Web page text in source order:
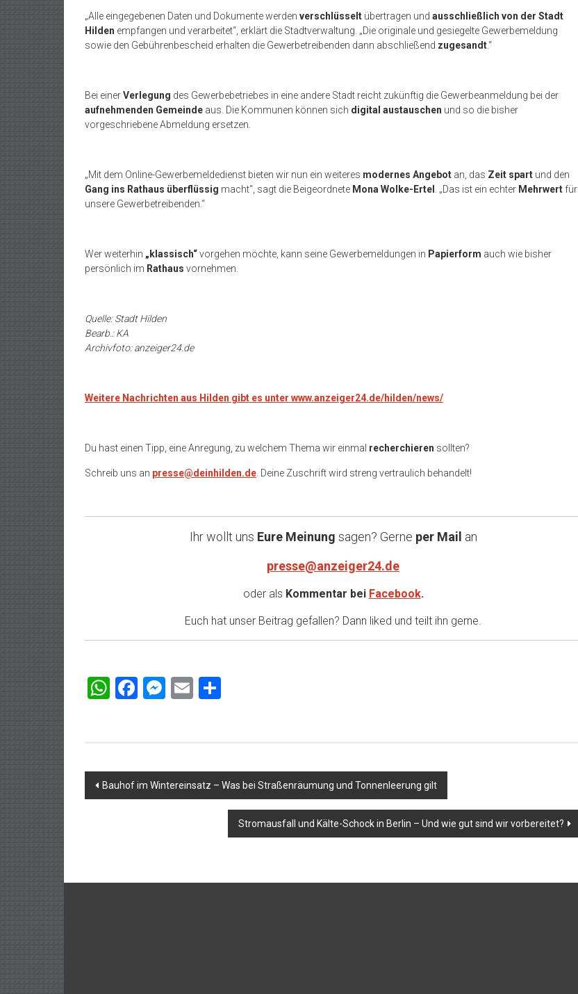
„Alle eingegebenen Daten und Dokumente werden verschlüsselt übertragen und ausschließlich von der Stadt
Hilden empfangen und verarbeitet“, erklärt die Stadtverwaltung. „Die originale und gesiegelte Gewerbemeldung
sowie den Gebührenbescheid erhalten die Gewerbetreibenden dann abschließend zugesandt.“
Bei einerVerlegung des Gewerbebetriebes in eine andere Stadt reicht zukünftig die Gewerbeanmeldung bei der
aufnehmenden Gemeinde aus. Die Kommunen können sich digital austauschen und so die bisher
vorgeschriebene Abmeldung ersetzen.
„Mit dem Online-Gewerbemeldedienst bieten wir nun ein weiteres modernes Angebot an, das Zeit spart und den
Gang ins Rathaus überflüssig macht“, sagt die Beigeordnete Mona Wolke-Ertel . „Das ist ein echter Mehrwert für
unsere Gewerbetreibenden.“
Wer weiterhin „klassisch“vorgehen möchte, kann seine Gewerbemeldungen in Papierform auch wie bisher
persönlich im Rathaus vornehmen.
Quelle: Stadt Hilden
Bearb.: KA
Archivfoto: anzeiger24.de
Weitere Nachrichten aus Hilden gibt es unter www.anzeiger24.de/hilden/news/
Du hast einen Tipp, eine Anregung, zu welchem Thema wir einmal recherchieren sollten?
Schreib uns an presse@deinhilden.de. Deine Zuschrift wird streng vertraulich behandelt!
Ihr wollt uns Eure Meinung sagen? Gerne per Mail an
presse@anzeiger24.de
oder als Kommentar bei Facebook.
Euch hat unser Beitrag gefallen? Dann liked und teilt ihn gerne.
WhatsApp
Facebook
Messenger
Email
Beitragsnavigation
Bauhof im Wintereinsatz – Was bei Straßenräumung und Tonnenleerung gilt
Stromausfall und Kälte-Schock in Berlin – Und wie gut sind wir vorbereitet?